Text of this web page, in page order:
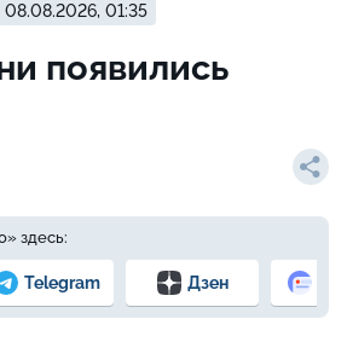
08.08.2026, 01:35
появились
здесь:
Telegram Дзен